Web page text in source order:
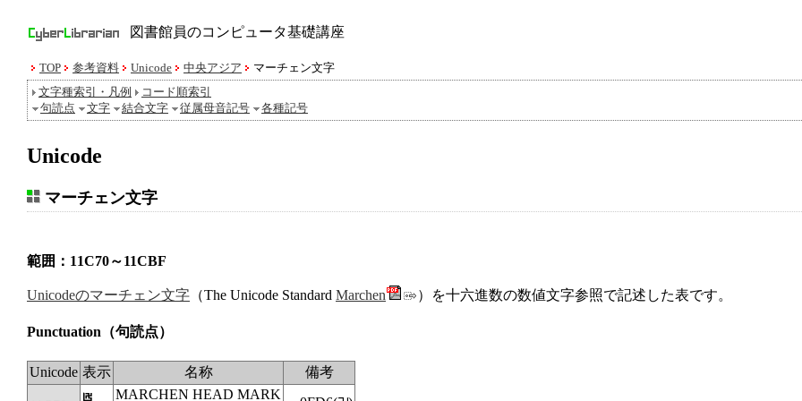
図書館員のコンピュータ基礎講座
TOP 参考資料 Unicode 中央アジア
マーチェン文字
文字種索引・凡例
コード順索引
句読点
文字 結合文字 従属母音記号 各種記号
Unicode
マーチェン文字
範囲：11C70～11CBF
Unicodeのマーチェン文字 （The Unicode Standard Marchen ）を十六進数の数値文字参照で記述した表です。
Punctuation （句読点）
Unicode 表示 名称 備考
MARCHEN HEAD MARK